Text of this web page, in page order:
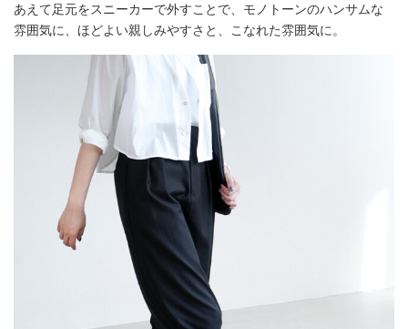
あえて足元をスニーカーで外すことで、モノトーンのハンサムな
雰囲気に、ほどよい親しみやすさと、こなれた雰囲気に。